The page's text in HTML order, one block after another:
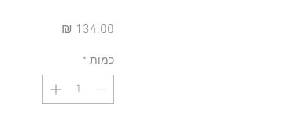
כמות *